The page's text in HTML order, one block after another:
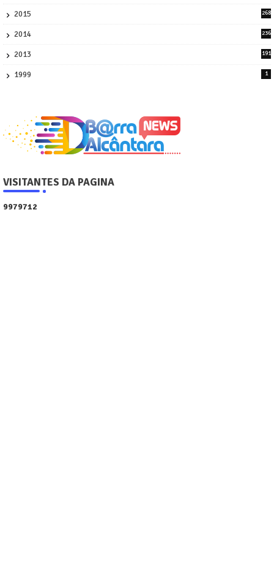
2015
268
2014
236
2013
191
1999 1
VISITANTES DA PAGINA
9979712